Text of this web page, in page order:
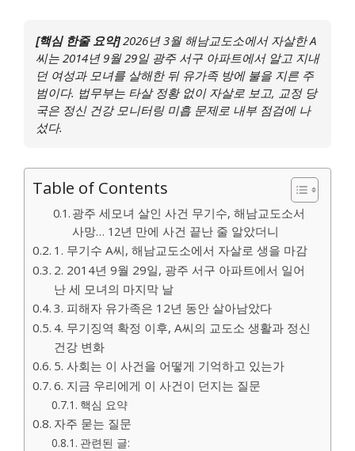
[핵심 한줄 요약]2026년 3월 해남교도소에서 자살한 A
씨는 2014년 9월 29일 광주 서구 아파트에서 알고 지내
던 여성과 모녀를 살해한 뒤 유가족 방에 불을 지른 주
범이다. 법무부는 타살 정황 없이 자살로 보고, 교정 당
국은 정신 건강 모니터링 미흡 문제로 내부 점검에 나
섰다.
Table of Contents
광주 세모녀 살인 사건 무기수, 해남교도소서
사망… 12년 만에 사건 끝난 줄 알았더니
1. 무기수 A씨, 해남교도소에서 자살로 생을 마감
2. 2014년 9월 29일, 광주 서구 아파트에서 일어
난 세 모녀의 마지막 날
3. 피해자 유가족은 12년 동안 살아남았다
4. 무기징역 확정 이후, A씨의 교도소 생활과 정신
건강 변화
5. 사회는 이 사건을 어떻게 기억하고 있는가
6. 지금 우리에게 이 사건이 던지는 질문
핵심 요약
자주 묻는 질문
관련된 글: